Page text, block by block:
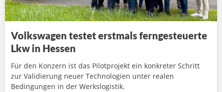
Volkswagen testet erstmals ferngesteuerte
Lkw in Hessen
Für den Konzern ist das Pilotprojekt ein konkreter Schritt
zur Validierung neuer Technologien unter realen
Bedingungen in der Werkslogistik.